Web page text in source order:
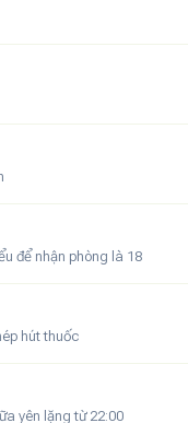
chắn sẽ mang đến
để nhận phòng là 18
hút thuốc
yên lặng từ 22:00